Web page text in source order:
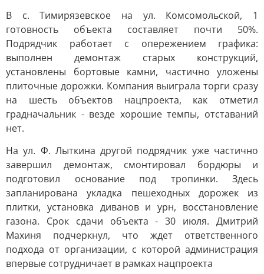
В с. Тимирязевское на ул. Комсомольской, 1
готовность объекта составляет почти 50%.
Подрядчик работает с опережением графика:
выполнен демонтаж старых конструкций,
установлены бортовые камни, частично уложены
плиточные дорожки. Компания выиграла торги сразу
на шесть объектов нацпроекта, как отметил
градначальник - везде хорошие темпы, отставаний
нет.
На ул. Ф. Лыткина другой подрядчик уже частично
завершил демонтаж, смонтировал бордюры и
подготовил основание под тропинки. Здесь
запланирована укладка пешеходных дорожек из
плитки, установка диванов и урн, восстановление
газона. Срок сдачи объекта - 30 июля. Дмитрий
Махиня подчеркнул, что ждет ответственного
подхода от организации, с которой администрация
впервые сотрудничает в рамках нацпроекта